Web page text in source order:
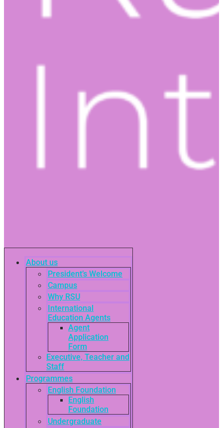
About us
President’s Welcome
Campus
Why RSU
International
Education Agents
Agent
Application
Form
Executive, Teacher and
Staff
Programmes
English Foundation
English
Foundation
Undergraduate